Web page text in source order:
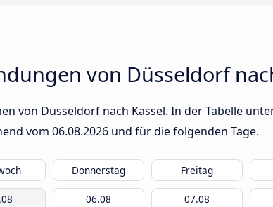
von Düsseldorf
von Düsseldorf nach Kassel. In der Tabelle
vom 06.08.2026 und für die folgenden Tage.
Donnerstag Freitag
06.08 07.08